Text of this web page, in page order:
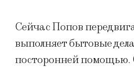
Сейчас Попов
выполняет бытовые
посторонней